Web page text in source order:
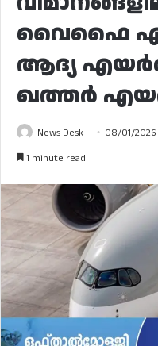
വൈഫൈ
ആദ്യ
ഖത്തർ
News Desk 08/01/2026
1 minute read